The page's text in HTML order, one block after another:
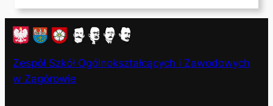
Zespół Szkół Ogólnokształcących i Zawodowych
w Zagórowie